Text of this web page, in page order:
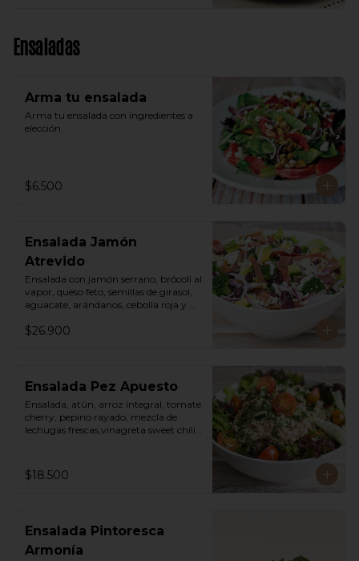
Ensaladas
Arma tu ensalada
Arma tu ensalada con ingredientes a
elección.
$6.500
Ensalada Jamón
Atrevido
Ensalada con jamón serrano, brócoli al
vapor, queso feto, semillas de girasol,
aguacate, arándanos, cebolla roja y
$26.900
Ensalada Pez Apuesto
Ensalada, atún, arroz integral, tomate
cherry, pepino rayado, mezcla de
lechugas frescas,vinagreta sweet chili
$18.500
Ensalada Pintoresca
Armonía